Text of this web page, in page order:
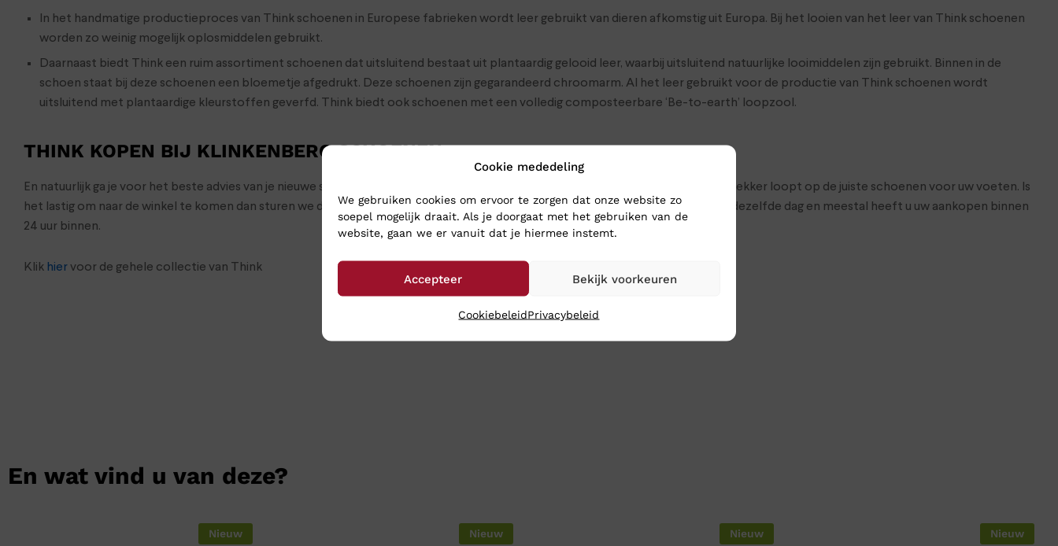
Cookie mededeling
We gebruiken cookies om ervoor te zorgen dat onze website zo
soepel mogelijk draait. Als je doorgaat met het gebruiken van de
website, gaan we er vanuit dat je hiermee instemt.
Accepteer Bekijk voorkeuren
CookiebeleidPrivacybeleid
In het handmatige productieproces van Think schoenen in Europese fabrieken wordt leer gebruikt van dieren afkomstig uit Europa. Bij het looien van het leer van Think schoenen
worden zo weinig mogelijk oplosmiddelen gebruikt.
Daarnaast biedt Think een ruim assortiment schoenen dat uitsluitend bestaat uit plantaardig gelooid leer, waarbij uitsluitend natuurlijke looimiddelen zijn gebruikt. Binnen in de
schoen staat bij deze schoenen een bloemetje afgedrukt. Deze schoenen zijn gegarandeerd chroomarm. Al het leer gebruikt voor de productie van Think schoenen wordt
uitsluitend met plantaardige kleurstoffen geverfd. Think biedt ook schoenen met een volledig composteerbare ‘Be-to-earth’ loopzool.
THINK KOPEN BIJ KLINKENBERG SCHOENEN
En natuurlijk ga je voor het beste advies van je nieuwe schoenen naar Klinkenberg Schoenen in Geldrop. Dan weet je zeker dat je lekker loopt op de juiste schoenen voor uw voeten. Is
het lastig om naar de winkel te komen dan sturen we de schoenen toch gewoon naar je op. Wij verzenden ze op werkdagen nog dezelfde dag en meestal heeft u uw aankopen binnen
24 uur binnen.
Klik hiervoor de gehele collectie van Think
En wat vind u van deze?
Nieuw Nieuw Nieuw Nieuw